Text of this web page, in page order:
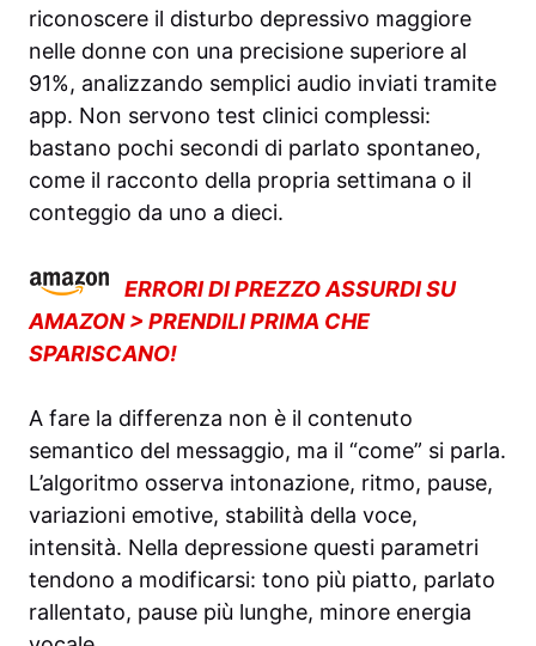
riconoscere il disturbo depressivo maggiore
nelle donne con una precisione superiore al
91%, analizzando semplici audio inviati tramite
app. Non servono test clinici complessi:
bastano pochi secondi di parlato spontaneo,
come il racconto della propria settimana o il
conteggio da uno a dieci.
ERRORI DI PREZZO ASSURDI SU
AMAZON > PRENDILI PRIMA CHE
SPARISCANO!
A fare la differenza non è il contenuto
semantico del messaggio, ma il “come” si parla.
L’algoritmo osserva intonazione, ritmo, pause,
variazioni emotive, stabilità della voce,
intensità. Nella depressione questi parametri
tendono a modificarsi: tono più piatto, parlato
rallentato, pause più lunghe, minore energia